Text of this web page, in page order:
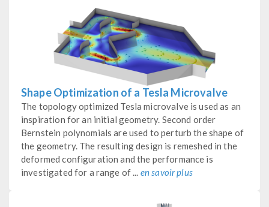
Shape Optimization of a Tesla Microvalve
The topology optimized Tesla microvalve is used as an
inspiration for an initial geometry. Second order
Bernstein polynomials are used to perturb the shape of
the geometry. The resulting design is remeshed in the
deformed configuration and the performance is
investigated for a range of ... en savoir plus